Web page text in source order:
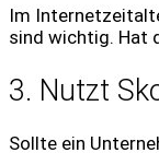
Im
sind wichtig. Hat
3. Nutzt
Sollte ein